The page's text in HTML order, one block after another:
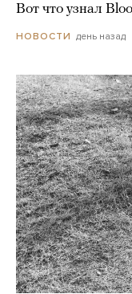
Вот что узнал
НОВОСТИ день назад